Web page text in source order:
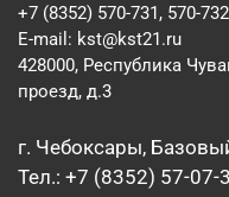
+7 (8352) 570-731, 570-
E-mail: kst@kst21.ru
428000, Республика
проезд, д.3
г. Чебоксары,
Тел.: +7 (8352) 57-07-